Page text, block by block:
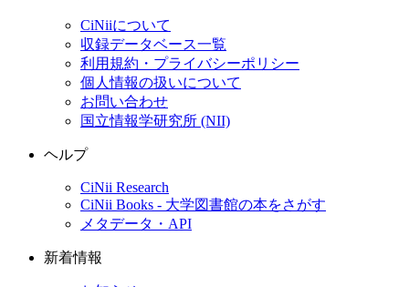
CiNiiについて
収録データベース一覧
利用規約・プライバシーポリシー
個人情報の扱いについて
お問い合わせ
国立情報学研究所 (NII)
ヘルプ
CiNii Research
CiNii Books - 大学図書館の本をさがす
メタデータ・API
新着情報